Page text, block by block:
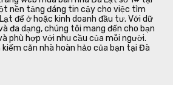
nền tảng đáng tin cậy cho việc tìm
để ở hoặc kinh doanh đầu tư. Với dữ
đa dạng, chúng tôi mang đến cho bạn
phù hợp với nhu cầu của mỗi người.
căn nhà hoàn hảo của bạn tại Đà